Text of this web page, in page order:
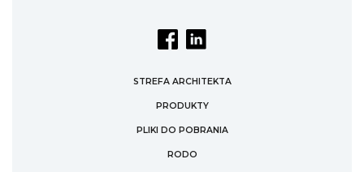
STREFA ARCHITEKTA
PRODUKTY
PLIKI DO POBRANIA
RODO